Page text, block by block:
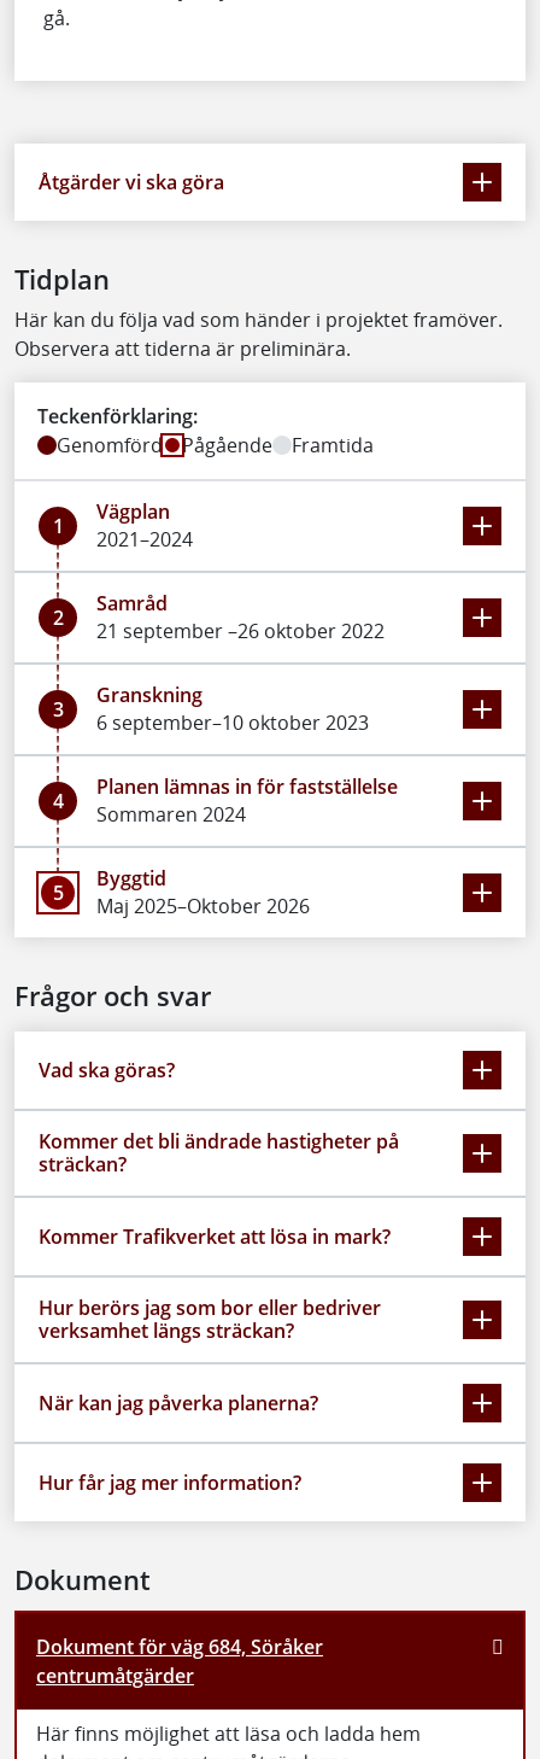
gå.
Åtgärder vi ska göra
Tidplan
Här kan du följa vad som händer i projektet framöver.
Observera att tiderna är preliminära.
Teckenförklaring:
Genomförd
Pågående Framtida
1
Vägplan
2021–2024
2
Samråd
21 september –26 oktober 2022
3
Granskning
6 september–10 oktober 2023
4
Planen lämnas in för fastställelse
Sommaren 2024
5
Byggtid
Maj 2025–Oktober 2026
Frågor och svar
Vad ska göras?
Kommer det bli ändrade hastigheter på
sträckan?
Kommer Trafikverket att lösa in mark?
Hur berörs jag som bor eller bedriver
verksamhet längs sträckan?
När kan jag påverka planerna?
Hur får jag mer information?
Dokument
Dokument för väg 684, Söråker
centrumåtgärder
Här finns möjlighet att läsa och ladda hem